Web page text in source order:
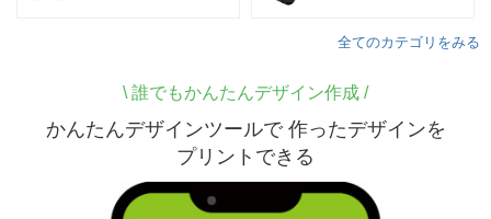
全てのカテゴリをみる
\ 誰でもかんたんデザイン作成 /
かんたんデザインツールで 作ったデザインを
プリントできる